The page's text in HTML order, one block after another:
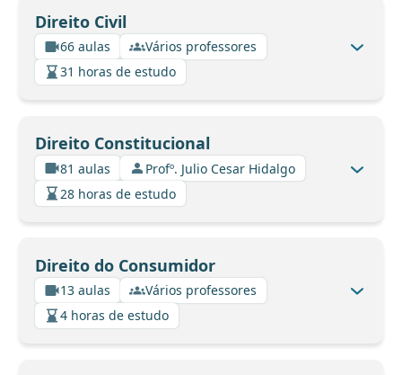
Direito Civil
66 aulas
Vários professores
31 horas de estudo
Direito Constitucional
81 aulas
Profº. Julio Cesar Hidalgo
28 horas de estudo
Direito do Consumidor
13 aulas
Vários professores
4 horas de estudo